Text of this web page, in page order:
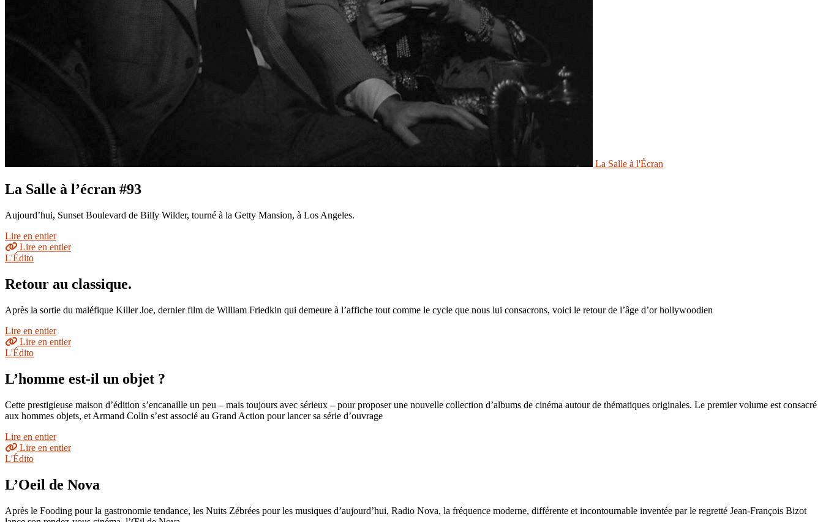
La Salle à l'Écran
La Salle à l’écran #93
Aujourd’hui, Sunset Boulevard de Billy Wilder, tourné à la Getty Mansion, à Los Angeles.
Lire en entier
Lire en entier
L'Édito
Retour au classique.
Après la sortie du maléfique Killer Joe, dernier film de William Friedkin qui demeure à l’affiche tout comme le cycle que nous lui consacrons, voici le retour de l’âge d’or hollywoodien
Lire en entier
Lire en entier
L'Édito
L’homme est-il un objet ?
Cette prestigieuse maison d’édition s’encanaille un peu – mais toujours avec sérieux – pour proposer une nouvelle collection d’albums de cinéma autour de thématiques originales. Le premier volume est consacré
aux hommes objets, et Armand Colin s’est associé au Grand Action pour lancer sa série d’ouvrage
Lire en entier
Lire en entier
L'Édito
L’Oeil de Nova
Après le Fooding pour la gastronomie tendance, les Nuits Zébrées pour les musiques d’aujourd’hui, Radio Nova, la fréquence moderne, différente et incontournable inventée par le regretté Jean-François Bizot